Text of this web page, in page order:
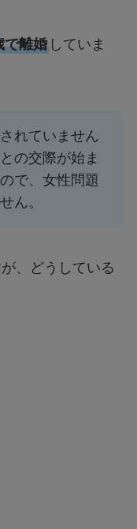
で離婚していま
れていません
の交際が始ま
で、女性問題
ん。
、どうしている